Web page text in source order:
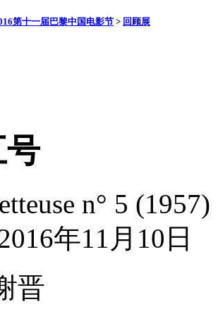
第十一届巴黎中国电影节 > 回顾展
n° 5 (1957)
年11月10日
晋